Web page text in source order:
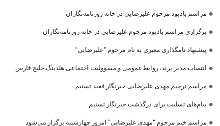
مراسم یادبود مرحوم علیرضایی در خانه روزنامه‌نگاران
برگزاری مراسم یادبود مرحوم علیرضایی در خانه روزنامه‌نگاران
پیشنهاد نامگذاری معبری به نام مرحوم “علیرضایی”
انتصاب مدیر برند، روابط‌عمومی و مسوولیت اجتماعی هلدینگ خلیج فارس
مراسم ترحیم مهدی علیرضایی خبرنگار فقید تسنیم
پیام‌های تسلیت برای درگذشت خبرنگار تسنیم
مراسم ختم مرحوم “مهدی علیرضایی” امروز چهارشنبه برگزار می‌شود